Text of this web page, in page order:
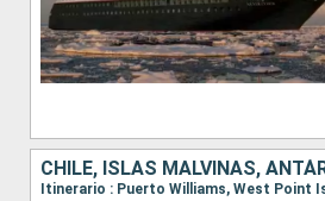
CHILE, ISLAS MALVINAS,